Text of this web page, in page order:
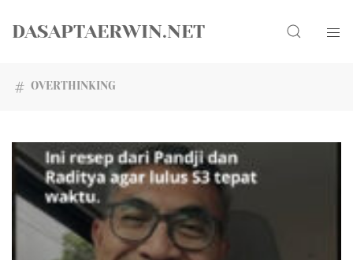
DASAPTAERWIN.NET Search
OVERTHINKING